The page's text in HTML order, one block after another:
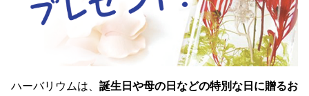
ハーバリウムは、 誕生日や母の日などの特別な日に贈るお